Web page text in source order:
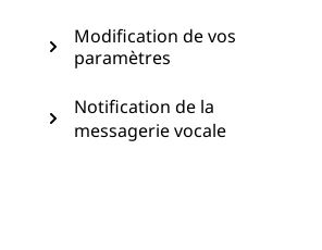
Modification de vos
paramètres
Notification de la
messagerie vocale